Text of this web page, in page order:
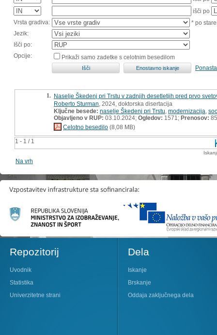
išči po
Vrsta gradiva:
* po
Jezik:
Išči po:
Opcije:
Prikaži samo zadetke s celotnim besedilom
1 - 1 / 1
1. Naselje Škedenj pri Trstu v zadnjih desetletjih pred prvo
Roberto Sturman , 2024, doktorska disertacija
Ključne besede: naselje Škedenj pri Trstu modernizacija
Objavljeno v RUP: 03.10.2024; Ogledov: 1571; Prenosov: 85
Celotno besedilo (8,08 MB)
Na vrh
Repozitorij
Uvodnik
Statistika
Univerzitetne strani
Dela
Iskanje
Brskanje
Oddaja zaključnega dela